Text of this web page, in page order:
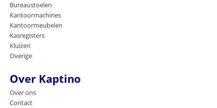
Bureaustoelen
Kantoormachines
Kantoormeubelen
Kasregisters
Kluizen
Overige
Over Kaptino
Over ons
Contact